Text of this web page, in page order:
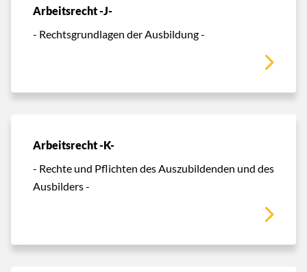
Arbeitsrecht -J-
- Rechtsgrundlagen der Ausbildung -
Arbeitsrecht -K-
- Rechte und Pflichten des Auszubildenden und des
Ausbilders -